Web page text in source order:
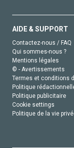
AIDE & SUPPORT
Contactez-nous / FAQ
Qui sommes-nous ?
Mentions légales
© - Avertissements
Termes et conditions
Politique
Politique publicitaire
Cookie settings
Politique de la vie